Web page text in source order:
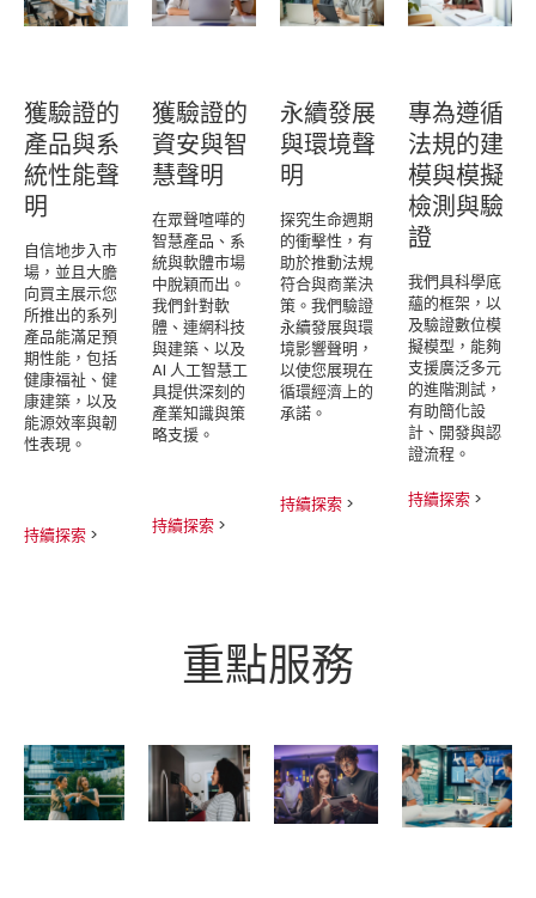
獲驗證的
產品與系
統性能聲
明
自信地步入市
場，並且大膽
向買主展示您
所推出的系列
產品能滿足預
期性能，包括
健康福祉、健
康建築，以及
能源效率與韌
性表現。
持續探索 >
獲驗證的
資安與智
慧聲明
在眾聲喧嘩的
智慧產品、系
統與軟體市場
中脫穎而出。
我們針對軟
體、連網科技
與建築、以及
AI 人工智慧工
具提供深刻的
產業知識與策
略支援。
持續探索 >
永續發展
與環境聲
明
探究生命週期
的衝擊性，有
助於推動法規
符合與商業決
策。我們驗證
永續發展與環
境影響聲明，
以使您展現在
循環經濟上的
承諾。
持續探索 >
專為遵循
法規的建
模與模擬
檢測與驗
證
我們具科學底
蘊的框架，以
及驗證數位模
擬模型，能夠
支援廣泛多元
的進階測試，
有助簡化設
計、開發與認
證流程。
持續探索 >
重點服務